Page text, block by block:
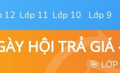
12 Lớp 11 Lớp 10 Lớp 9
HỘI TRẢ
🎯